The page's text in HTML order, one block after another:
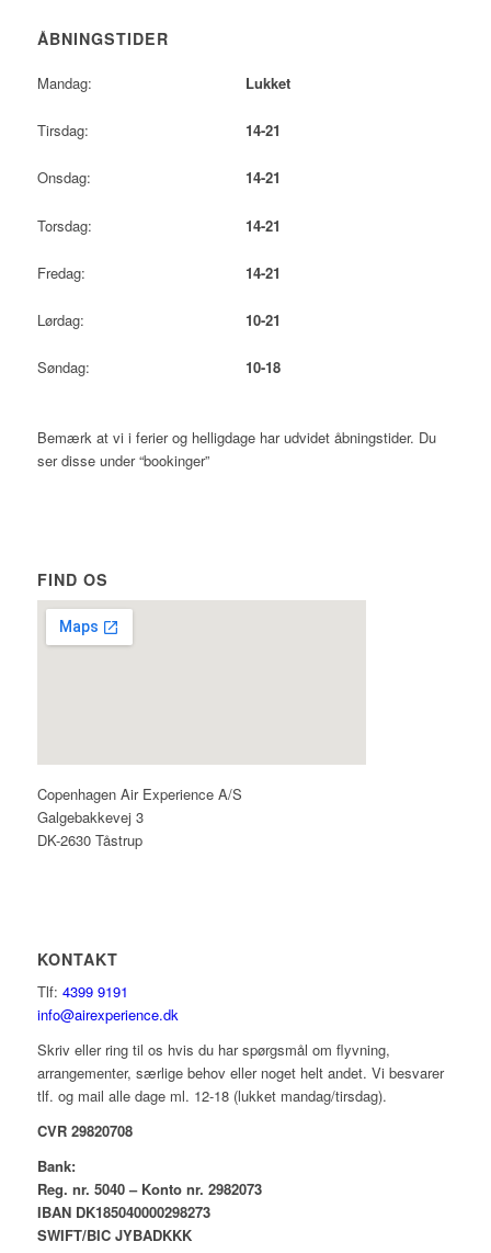
ÅBNINGSTIDER
Mandag: Lukket
Tirsdag: 14-21
Onsdag: 14-21
Torsdag: 14-21
Fredag: 14-21
Lørdag: 10-21
Søndag: 10-18
Bemærk at vi i ferier og helligdage har udvidet åbningstider. Du
ser disse under “bookinger”
FIND OS
Copenhagen Air Experience A/S
Galgebakkevej 3
DK-2630 Tåstrup
KONTAKT
Tlf: 4399 9191
info@airexperience.dk
Skriv eller ring til os hvis du har spørgsmål om flyvning,
arrangementer, særlige behov eller noget helt andet. Vi besvarer
tlf. og mail alle dage ml. 12-18 (lukket mandag/tirsdag).
CVR 29820708
Bank:
Reg. nr. 5040 – Konto nr. 2982073
IBAN DK185040000298273
SWIFT/BIC JYBADKKK